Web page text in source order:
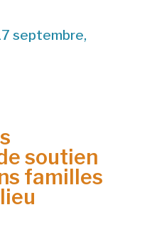
septembre,
soutien
familles